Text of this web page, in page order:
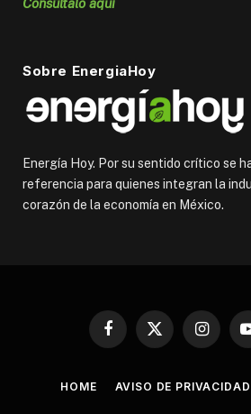
Consúltalo aquí
Sobre EnergiaHoy
Energía Hoy. Por su sentido crítico se
referencia para quienes integran la
corazón de la economía en México.
Facebook
X
HOME AVISO DE PRIVACIDAD